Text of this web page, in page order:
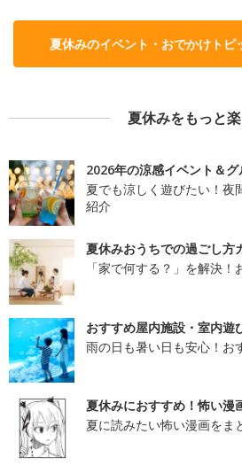
夏休みのイベント・おでかけトピ
夏休みをもっと
2026年の涼感イベント＆グ
夏でも涼しく遊びたい！夜
紹介
夏休みおうちでの過ごし方
「家で何する？」を解決
おすすめ屋内施設・室内遊
雨の日も暑い日も安心！お
夏休みにおすすめ！怖い漫
夏に読みたい怖い漫画をま